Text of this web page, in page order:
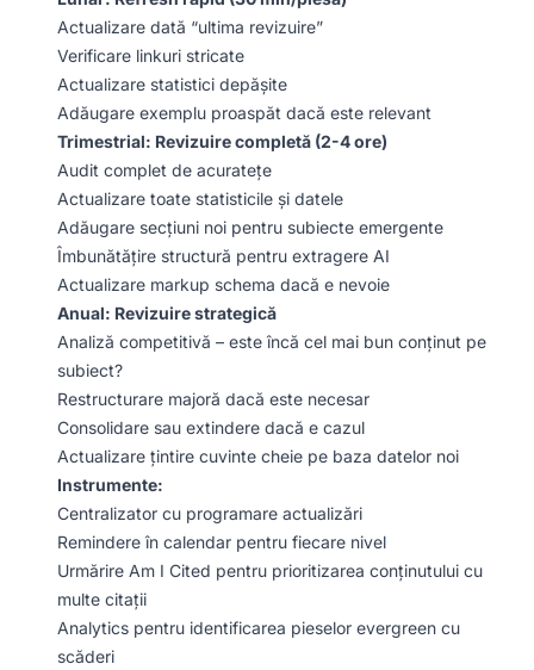
Actualizare dată “ultima revizuire”
Verificare linkuri stricate
Actualizare statistici depășite
Adăugare exemplu proaspăt dacă este relevant
Trimestrial: Revizuire completă (2-4 ore)
Audit complet de acuratețe
Actualizare toate statisticile și datele
Adăugare secțiuni noi pentru subiecte emergente
Îmbunătățire structură pentru extragere AI
Actualizare markup schema dacă e nevoie
Anual: Revizuire strategică
Analiză competitivă – este încă cel mai bun conținut pe
subiect?
Restructurare majoră dacă este necesar
Consolidare sau extindere dacă e cazul
Actualizare țintire cuvinte cheie pe baza datelor noi
Instrumente:
Centralizator cu programare actualizări
Remindere în calendar pentru fiecare nivel
Urmărire Am I Cited pentru prioritizarea conținutului cu
multe citații
Analytics pentru identificarea pieselor evergreen cu
scăderi